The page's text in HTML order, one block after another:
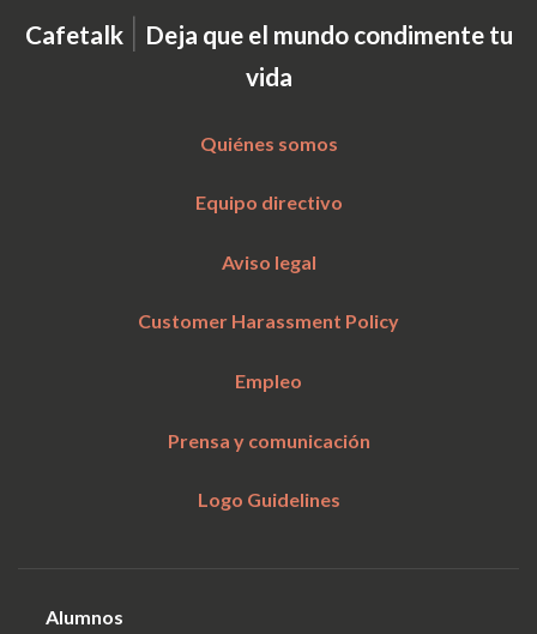
Cafetalk | Deja que el mundo condimente tu
vida
Quiénes somos
Equipo directivo
Aviso legal
Customer Harassment Policy
Empleo
Prensa y comunicación
Logo Guidelines
Alumnos